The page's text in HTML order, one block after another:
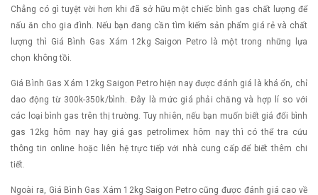
Chẳng có gì tuyệt vời hơn khi đã sở hữu một chiếc bình gas chất lượng để
nấu ăn cho gia đình. Nếu bạn đang cần tìm kiếm sản phẩm giá rẻ và chất
lượng thì Giá Bình Gas Xám 12kg Saigon Petro là một trong những lựa
chọn không tồi.
Giá Bình Gas Xám 12kg Saigon Petro hiện nay được đánh giá là khá ổn, chỉ
dao động từ 300k-350k/bình. Đây là mức giá phải chăng và hợp lí so với
các loại bình gas trên thị trường. Tuy nhiên, nếu bạn muốn biết giá đổi bình
gas 12kg hôm nay hay giá gas petrolimex hôm nay thì có thể tra cứu
thông tin online hoặc liên hệ trực tiếp với nhà cung cấp để biết thêm chi
tiết.
Ngoài ra, Giá Bình Gas Xám 12kg Saigon Petro cũng được đánh giá cao về